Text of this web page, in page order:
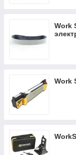
Work
Work